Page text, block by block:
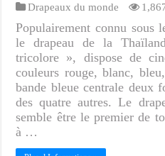
Drapeaux du monde
Populairement connu sous
le drapeau de la
tricolore », dispose de
couleurs rouge, blanc,
bande bleue centrale deux
des quatre autres. Le
semble être le premier de
à …